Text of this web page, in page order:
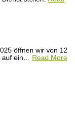
öffnen wir von 12
auf ein
Read More